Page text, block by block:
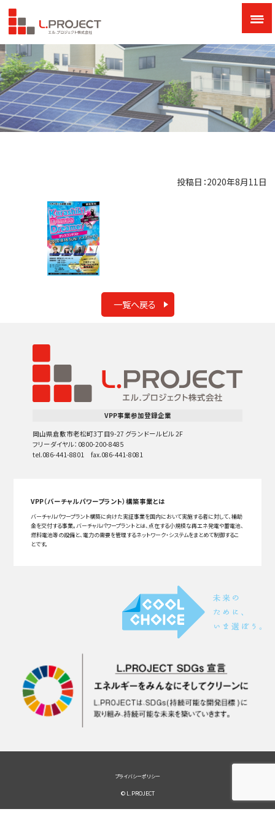
投稿日：2020年8月11日
一覧へ戻る
VPP事業参加登録企業
岡山県倉敷市老松町3丁目9-27 グランドールビル 2F
フリーダイヤル：0800-200-8485
tel.086-441-8801 fax.086-441-8081
VPP（バーチャルパワープラント）構築事業とは
バーチャルパワープラント構築に向けた実証事業を国内において実施する者に対して、補助
金を交付する事業。バーチャルパワープラントとは、点在する小規模な再エネ発電や蓄電池、
燃料電池等の設備と、電力の需要を管理するネットワーク・システムをまとめて制御するこ
とです。
プライバシーポリシー
© L.PROJECT